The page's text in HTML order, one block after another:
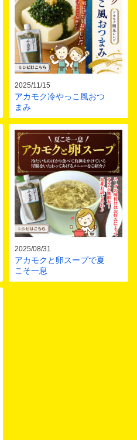
2025/11/15
アカモク冷やっこ風おつ
まみ
2025/08/31
アカモクと卵スープで夏
こそ一息